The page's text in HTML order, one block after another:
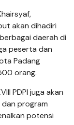
akan dihadiri
daerah di
peserta dan
Padang
orang.
PDPI juga akan
program
potensi